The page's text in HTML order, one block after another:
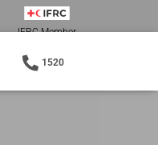
IFRC Member
1520